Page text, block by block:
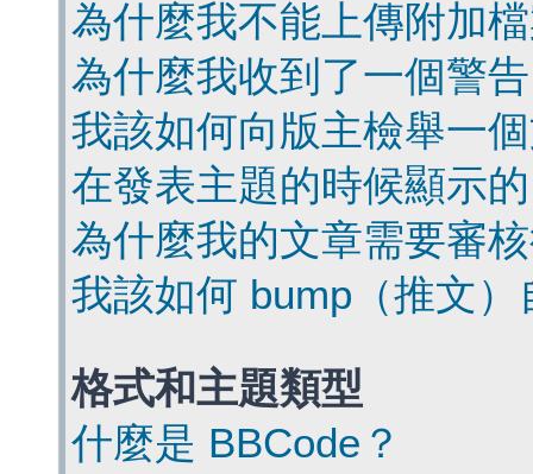
為什麼我不能上傳附加
為什麼我收到了一個警
我該如何向版主檢舉一
在發表主題的時候顯示
為什麼我的文章需要審
我該如何 bump（推文
格式和主題類型
什麼是 BBCode？